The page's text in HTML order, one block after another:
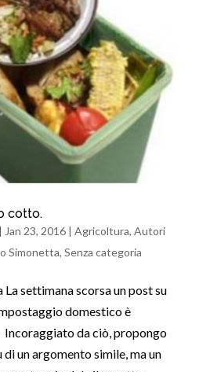
cotto.
| Jan 23, 2016| Agricoltura, Autori
Simonetta, Senza categoria
settimana scorsa un post su
domestico è
da ciò, propongo
un argomento simile, ma un